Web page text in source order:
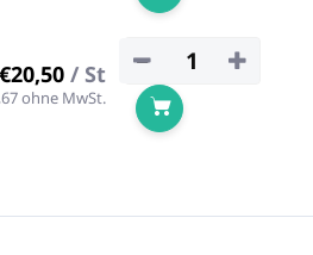
€20,50 / St
ohne MwSt.
+
−
In den